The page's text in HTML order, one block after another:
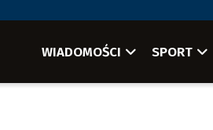
WIADOMOŚCI SPORT